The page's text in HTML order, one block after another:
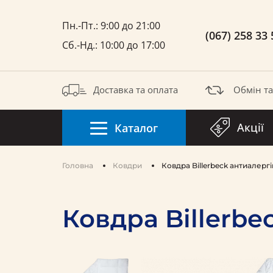
Пн.-Пт.: 9:00 до 21:00
Сб.-Нд.: 10:00 до 17:00
(067) 258 33
Доставка та оплата Обмін
Каталог Акції
Головна Ковдри Ковдра Billerbeck
Ковдра